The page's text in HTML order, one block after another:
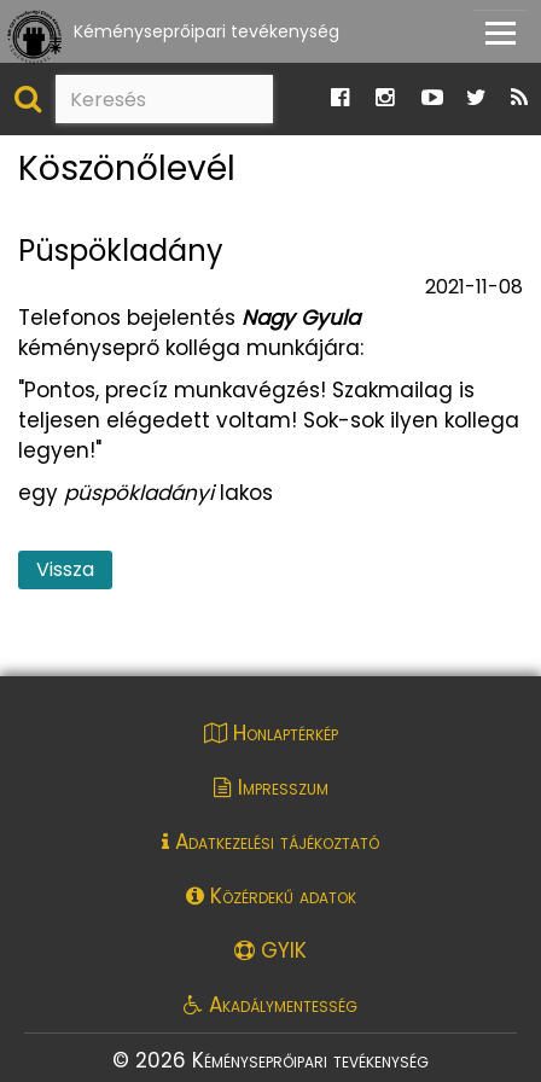
Kéményseprőipari tevékenység
Köszönőlevél
Püspökladány
2021-11-08
Telefonos bejelentés Nagy Gyula
kéményseprő kolléga munkájára:
"Pontos, precíz munkavégzés! Szakmailag is
teljesen elégedett voltam! Sok-sok ilyen kollega
legyen!"
egy püspökladányilakos
Vissza
Honlaptérkép
Impresszum
Adatkezelési tájékoztató
Közérdekű adatok
GYIK
Akadálymentesség
© 2026 Kéményseprőipari tevékenység